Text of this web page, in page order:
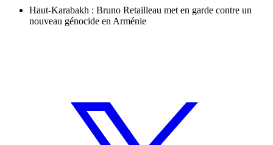
Haut-Karabakh : Bruno Retailleau met en garde contre un
nouveau génocide en Arménie